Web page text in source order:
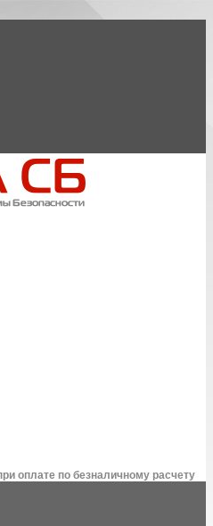
оплате по безналичному расчету